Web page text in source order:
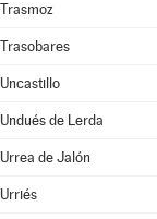
Trasmoz
Trasobares
Uncastillo
Undués de Lerda
Urrea de Jalón
Urriés